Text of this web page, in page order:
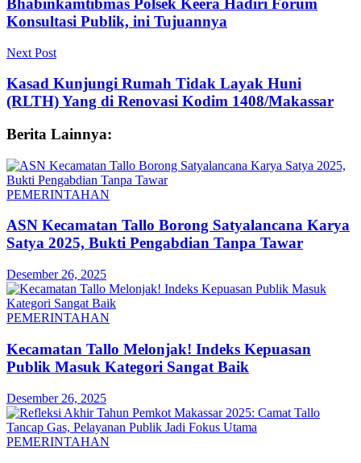
Bhabinkamtibmas Polsek Keera Hadiri Forum
Konsultasi Publik, ini Tujuannya
Next Post
Kasad Kunjungi Rumah Tidak Layak Huni
(RLTH) Yang di Renovasi Kodim 1408/Makassar
Berita Lainnya:
PEMERINTAHAN
ASN Kecamatan Tallo Borong Satyalancana Karya
Satya 2025, Bukti Pengabdian Tanpa Tawar
Desember 26, 2025
PEMERINTAHAN
Kecamatan Tallo Melonjak! Indeks Kepuasan
Publik Masuk Kategori Sangat Baik
Desember 26, 2025
PEMERINTAHAN